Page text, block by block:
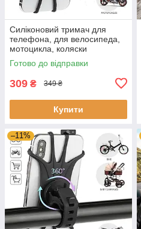
Силіконовий тримач для
телефона, для велосипеда,
мотоцикла, коляски
Готово до відправки
309 ₴ 349 ₴
Купити
–11%